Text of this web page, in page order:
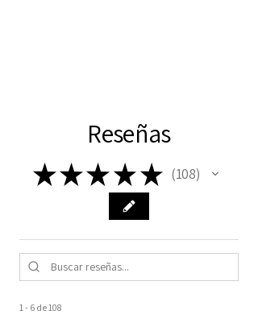
Reseñas
★★★ ★ ★ 108
108
1 - 6 de 108